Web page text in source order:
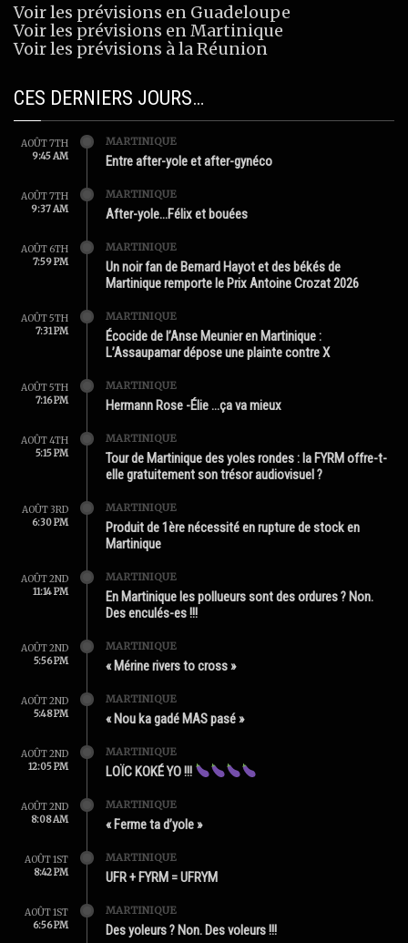
Voir les prévisions en Guadeloupe
Voir les prévisions en Martinique
Voir les prévisions à la Réunion
CES DERNIERS JOURS…
AOÛT 7TH
9:45 AM
MARTINIQUE
Entre after-yole et after-gynéco
AOÛT 7TH
9:37 AM
MARTINIQUE
After-yole…Félix et bouées
AOÛT 6TH
7:59 PM
MARTINIQUE
Un noir fan de Bernard Hayot et des békés de
Martinique remporte le Prix Antoine Crozat 2026
AOÛT 5TH
7:31 PM
MARTINIQUE
Écocide de l’Anse Meunier en Martinique :
L’Assaupamar dépose une plainte contre X
AOÛT 5TH
7:16 PM
MARTINIQUE
Hermann Rose -Élie …ça va mieux
AOÛT 4TH
5:15 PM
MARTINIQUE
Tour de Martinique des yoles rondes : la FYRM offre-t-
elle gratuitement son trésor audiovisuel ?
AOÛT 3RD
6:30 PM
MARTINIQUE
Produit de 1ère nécessité en rupture de stock en
Martinique
AOÛT 2ND
11:14 PM
MARTINIQUE
En Martinique les pollueurs sont des ordures ? Non.
Des enculés-es !!!
AOÛT 2ND
5:56 PM
MARTINIQUE
« Mérine rivers to cross »
AOÛT 2ND
5:48 PM
MARTINIQUE
« Nou ka gadé MAS pasé »
AOÛT 2ND
12:05 PM
MARTINIQUE
LOÏC KOKÉ YO !!!
AOÛT 2ND
8:08 AM
MARTINIQUE
« Ferme ta d’yole »
AOÛT 1ST
8:42 PM
MARTINIQUE
UFR + FYRM = UFRYM
AOÛT 1ST
6:56 PM
MARTINIQUE
Des yoleurs ? Non. Des voleurs !!!